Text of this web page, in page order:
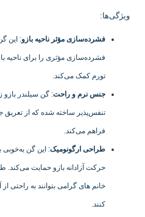
ویژگی‌ها:
فشرده‌سازی مؤثر ناحیه بازو: این
فشرده‌سازی مؤثری را برای ناحیه
تورم کمک می‌کند.
جنس نرم و راحت
تنفس‌پذیر ساخته شده که از تعریق
فراهم می‌کند.
طراحی ارگونومیک: این گن به‌خوبی
حرکت آزادانه بازو حمایت
خانم های گرامی بتوانند به راحتی
کنند.